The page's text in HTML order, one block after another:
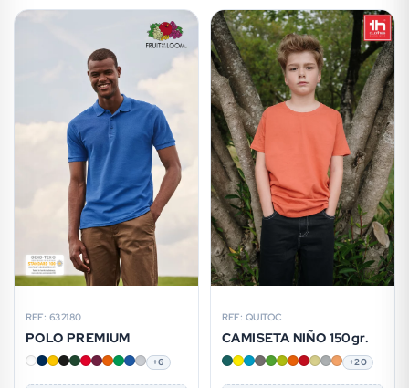
REF: 632180
POLO PREMIUM
+6
REF: QUITOC
CAMISETA NIÑO 150gr.
+20